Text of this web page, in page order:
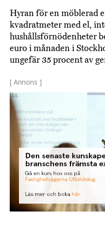
Hyran för en möblerad
kvadratmeter med el,
hushållsförnödenheter
euro i månaden i
ungefär 35 procent av
[ Annons ]